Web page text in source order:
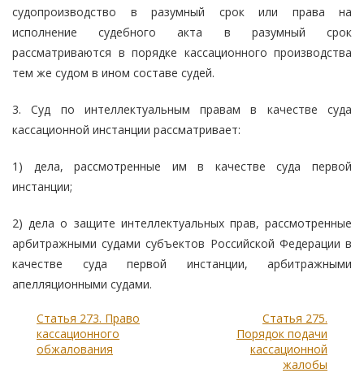
судопроизводство в разумный срок или права на
исполнение судебного акта в разумный срок
рассматриваются в порядке кассационного производства
тем же судом в ином составе судей.
3. Суд по интеллектуальным правам в качестве суда
кассационной инстанции рассматривает:
1) дела, рассмотренные им в качестве суда первой
инстанции;
2) дела о защите интеллектуальных прав, рассмотренные
арбитражными судами субъектов Российской Федерации в
качестве суда первой инстанции, арбитражными
апелляционными судами.
Статья 273. Право
кассационного
обжалования
Статья 275.
Порядок подачи
кассационной
жалобы